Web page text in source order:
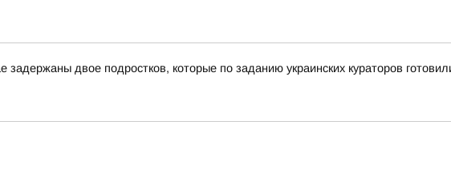
двое подростков, которые по заданию украинских кураторов